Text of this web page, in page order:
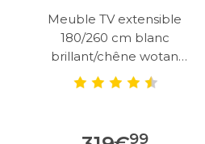
Meuble TV extensible
180/260 cm blanc
brillant/chêne wotan
Neros
99